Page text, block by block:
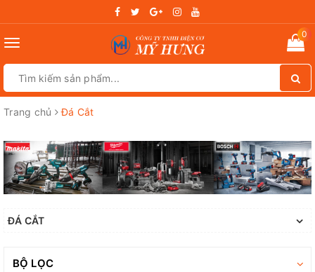
Toggle
0
Trang chủ Đá Cắt
ĐÁ CẮT
BỘ LỌC